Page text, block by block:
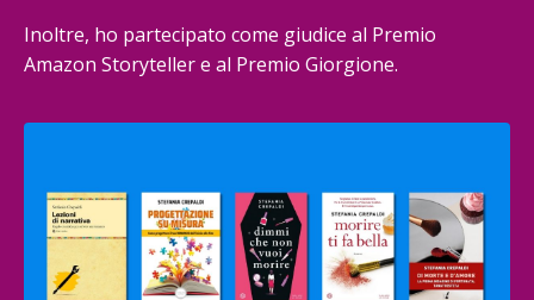
Inoltre, ho partecipato come giudice al Premio
Amazon Storyteller e al Premio Giorgione.